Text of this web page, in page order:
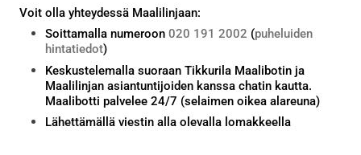
Voit olla yhteydessä Maalilinjaan:
Soittamalla numeroon 020 191 2002 (puheluiden
hintatiedot)
Keskustelemalla suoraan Tikkurila Maalibotin ja
Maalilinjan asiantuntijoiden kanssa chatin kautta.
Maalibotti palvelee 24/7 (selaimen oikea alareuna)
Lähettämällä viestin alla olevalla lomakkeella